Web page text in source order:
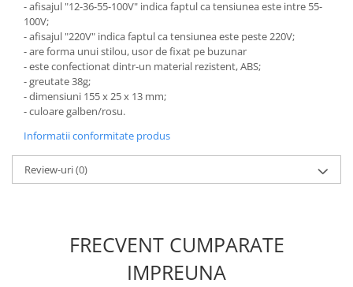
- afisajul "12-36-55-100V" indica faptul ca tensiunea este intre 55-
100V;
- afisajul "220V" indica faptul ca tensiunea este peste 220V;
- are forma unui stilou, usor de fixat pe buzunar
- este confectionat dintr-un material rezistent, ABS;
- greutate 38g;
- dimensiuni 155 x 25 x 13 mm;
- culoare galben/rosu.
Informatii conformitate produs
Review-uri(0)
FRECVENT CUMPARATE
IMPREUNA